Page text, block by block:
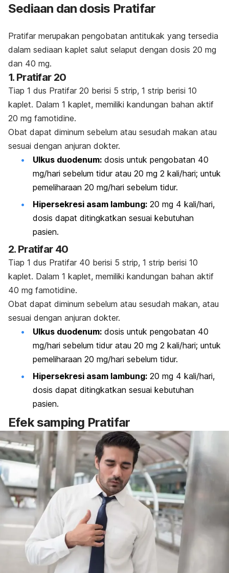
Sediaan dan dosis Pratifar
Pratifar merupakan pengobatan antitukak yang tersedia
dalam sediaan kaplet salut selaput dengan dosis 20 mg
dan 40 mg.
1. Pratifar 20
Tiap 1 dus Pratifar 20 berisi 5 strip, 1 strip berisi 10
kaplet. Dalam 1 kaplet, memiliki kandungan bahan aktif
20 mg famotidine.
Obat dapat diminum sebelum atau sesudah makan atau
sesuai dengan anjuran dokter.
Ulkus duodenum: dosis untuk pengobatan 40
mg/hari sebelum tidur atau 20 mg 2 kali/hari; untuk
pemeliharaan 20 mg/hari sebelum tidur.
Hipersekresi asam lambung: 20 mg 4 kali/hari,
dosis dapat ditingkatkan sesuai kebutuhan
pasien.
2. Pratifar 40
Tiap 1 dus Pratifar 40 berisi 5 strip, 1 strip berisi 10
kaplet. Dalam 1 kaplet, memiliki kandungan bahan aktif
40 mg famotidine.
Obat dapat diminum sebelum atau sesudah makan, atau
sesuai dengan anjuran dokter.
Ulkus duodenum: dosis untuk pengobatan 40
mg/hari sebelum tidur atau 20 mg 2 kali/hari; untuk
pemeliharaan 20 mg/hari sebelum tidur.
Hipersekresi asam lambung: 20 mg 4 kali/hari,
dosis dapat ditingkatkan sesuai kebutuhan
pasien.
Efek samping Pratifar